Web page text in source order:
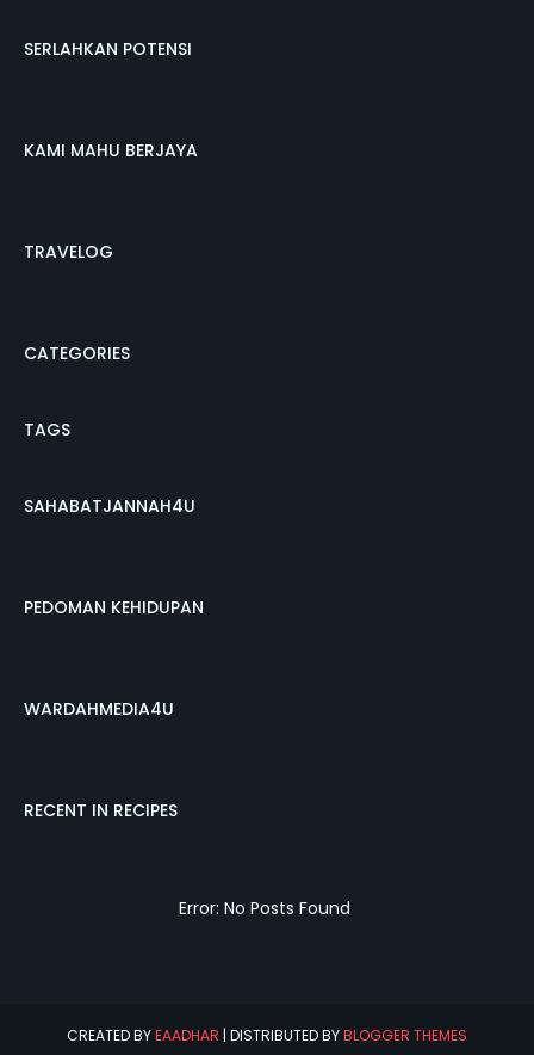
SERLAHKAN POTENSI
KAMI MAHU BERJAYA
TRAVELOG
CATEGORIES
TAGS
SAHABATJANNAH4U
PEDOMAN KEHIDUPAN
WARDAHMEDIA4U
RECENT IN RECIPES
Error: No Posts Found
CREATED BYEAADHAR | DISTRIBUTED BYBLOGGER THEMES